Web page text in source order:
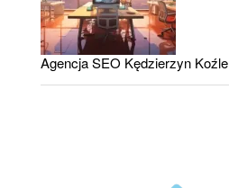
Agencja SEO Kędzierzyn Koźle